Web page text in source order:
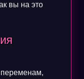
вы на это
переменам,